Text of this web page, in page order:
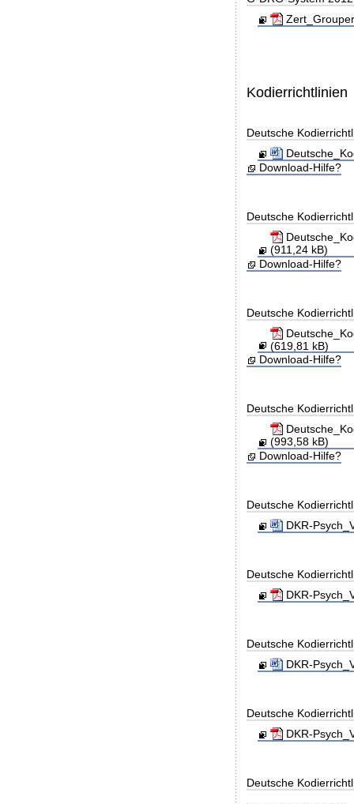
Kodierrichtlinien
Deutsche
Download-Hilfe?
Deutsche
(911,24 kB)
Download-Hilfe?
Deutsche
(619,81 kB)
Download-Hilfe?
Deutsche
(993,58 kB)
Download-Hilfe?
Deutsche
DKR-
Deutsche
DKR-
Deutsche
DKR-
Deutsche
DKR-
Deutsche